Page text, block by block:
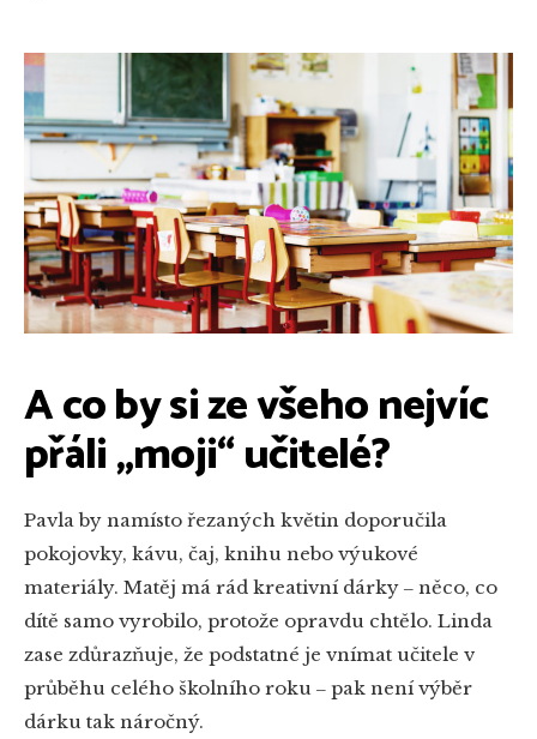
A co by si ze všeho nejvíc
přáli „moji“ učitelé?
Pavla by namísto řezaných květin doporučila
pokojovky, kávu, čaj, knihu nebo výukové
materiály. Matěj má rád kreativní dárky ‒ něco, co
dítě samo vyrobilo, protože opravdu chtělo. Linda
zase zdůrazňuje, že podstatné je vnímat učitele v
průběhu celého školního roku ‒ pak není výběr
dárku tak náročný.